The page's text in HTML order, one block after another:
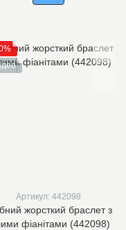
Артикул: 442098
жорсткий браслет з
фіанітами (442098)